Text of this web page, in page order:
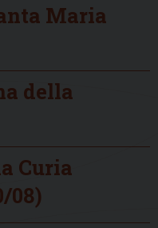
Maria
della
Curia
08)